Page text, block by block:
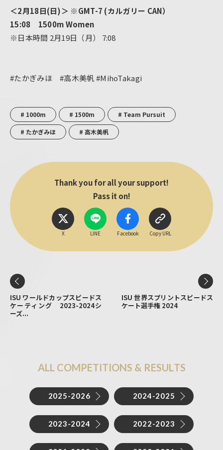
＜2⽉18⽇(日)＞ ※GMT-7 (カルガリー CAN）
15:08 1500m Women
※日本時間 2月19日（月） 7:08
#たかぎみほ #高木美帆 #MihoTakagi
# 1000m # 1500m # Team Pursuit
# たかぎみほ # 高木美帆
Thank you for all your support!
Pass it on!
X LINE Facebook Copy URL
ISU ワールドカップスピードス
ケーティング 2023-2024シ
ーズ...
ISU 世界スプリントスピードス
ケート選手権 2024
ALL COMPETITIONS & RESULTS
2025-2026 2024-2025
2023-2024 2022-2023